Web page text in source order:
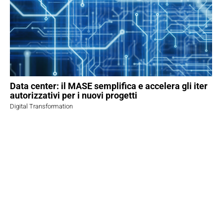
Data center: il MASE semplifica e accelera gli iter
autorizzativi per i nuovi progetti
Digital Transformation